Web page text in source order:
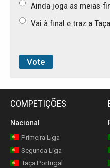
Ainda joga as meias-
Vai à final e traz a Taça
COMPETIÇÕES
Nacional
Primeira Liga
Segunda Liga
Taça Portugal